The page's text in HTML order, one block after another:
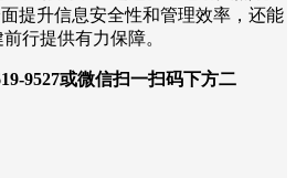
提升信息安全性和管理效率，还能
行提供有力保障。
9527或微信扫一扫码下方二